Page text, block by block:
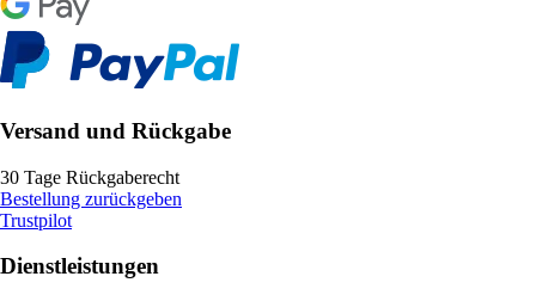
Versand und Rückgabe
30 Tage Rückgaberecht
Bestellung zurückgeben
Trustpilot
Dienstleistungen